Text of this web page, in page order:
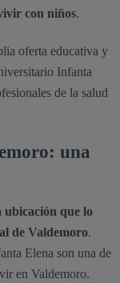
con niños.
oferta educativa y
Infanta
de la salud
una
ubicación que lo
de Valdemoro.
Elena son una de
en Valdemoro.